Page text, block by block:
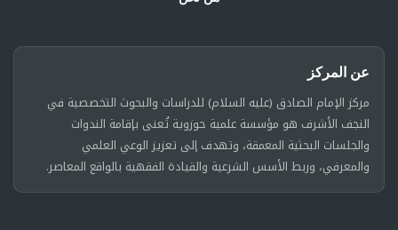
عن المركز
مركز الإمام الصادق (عليه السلام) للدراسات والبحوث التخصصية في
النجف الأشرف هو مؤسسة علمية حوزوية تُعنى بإقامة الندوات
والجلسات البحثية المعمقة، وتهدف إلى تعزيز الوعي العلمي
والمعرفي، وربط الأسس الشرعية والقيادة الفقهية بالواقع المعاصر.